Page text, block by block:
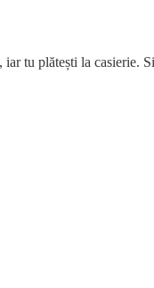
tu plătești la casierie.